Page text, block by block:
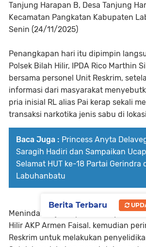
Tanjung Harapan B, Desa Tanjung
Kecamatan Pangkatan Kabupaten
Senin (24/11/2025)
Penangkapan hari itu dipimpin
Polsek Bilah Hilir, IPDA Rico Marthin
bersama personel Unit Reskrim,
informasi dari masyarakat
pria inisial RL alias Pai kerap sekali
transaksi narkotika jenis sabu di
Baca Juga : Princess Anyta
Saragih Hadiri dan Sampaikan
Selamat HUT ke-18 Partai Gerindra
Labuhanbatu
Menindaklanjuti laporan masyatakat,
Hilir AKP Armen Faisal. kemudian
Reskrim untuk melakukan
Berita Terbaru